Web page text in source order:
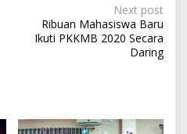
Next post
Ribuan Mahasiswa Baru
Ikuti PKKMB 2020 Secara
Daring